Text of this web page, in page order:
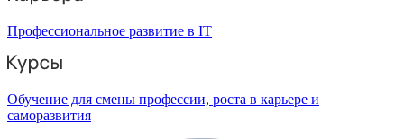
Профессиональное развитие в IT
Обучение для смены профессии, роста в карьере и
саморазвития